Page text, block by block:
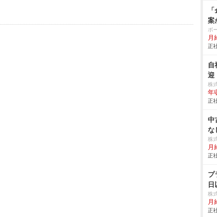
案
ボ
月
正
自
迎
株
年
正
中
な
株
月
正
プ
株
月
正